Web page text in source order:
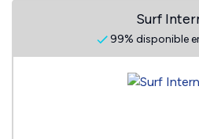
Surf
99% disponible